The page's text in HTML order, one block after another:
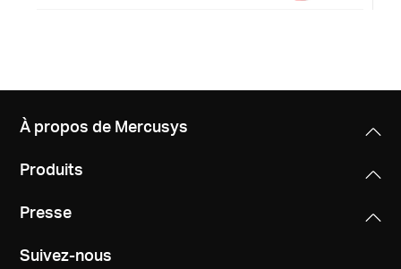
À propos de Mercusys
Produits
Presse
Suivez-nous